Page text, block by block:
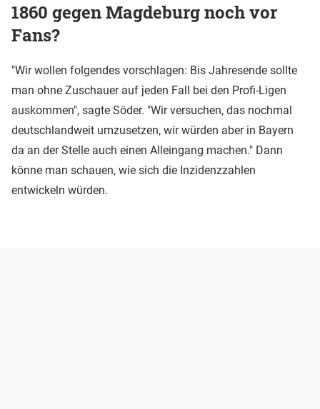
1860 gegen Magdeburg noch vor
Fans?
"Wir wollen folgendes vorschlagen: Bis Jahresende sollte
man ohne Zuschauer auf jeden Fall bei den Profi-Ligen
auskommen", sagte Söder. "Wir versuchen, das nochmal
deutschlandweit umzusetzen, wir würden aber in Bayern
da an der Stelle auch einen Alleingang machen." Dann
könne man schauen, wie sich die Inzidenzzahlen
entwickeln würden.